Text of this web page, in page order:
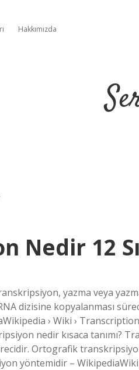
Hakkımızda
Nedir 12
yazma veya
dizisine kopyalanması
› Wiki ›
nedir kısaca tanımı?
Ortografik
yöntemidir –